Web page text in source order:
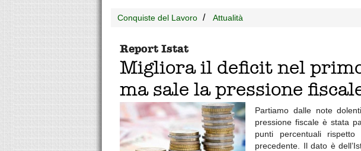
Conquiste del Lavoro Attualità
Report Istat
Migliora il deficit nel
ma sale la pressione
Partiamo dalle note
pressione fiscale è stata
punti percentuali
precedente. Il dato è